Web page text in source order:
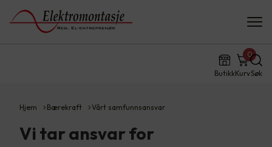
ButikkKurv
0
Søk
Hjem Bærekraft Vårt samfunnsansvar
Vi tar ansvar for